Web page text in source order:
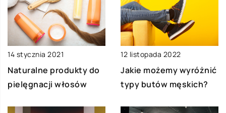
14 stycznia 2021
Naturalne produkty do
pielęgnacji włosów
12 listopada 2022
Jakie możemy wyróżnić
typy butów męskich?